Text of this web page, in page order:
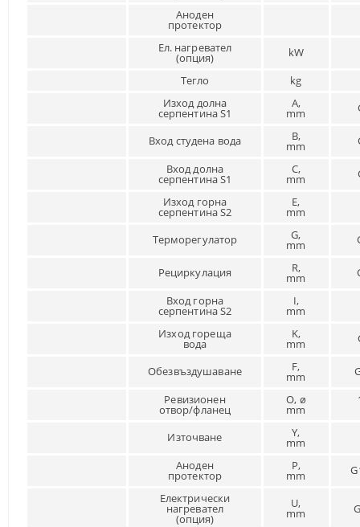
Аноден
протектор
Ел. нагревател
(опция)
kW
Тегло
kg
Изход долна
серпентина S1
A,
mm
Вход студена вода B,
mm
Вход долна
серпентина S1
C,
mm
Изход горна
серпентина S2
E,
mm
Терморегулатор
G,
mm
Рециркулация R,
mm
Вход горна
серпентина S2
I,
mm
Изход гореща
вода
K,
mm
Обезвъздушаване F,
mm
Ревизионен
отвор/фланец
O, ø
mm
Източване Y,
mm
Аноден
протектор
P,
mm
Електрически
нагревател
(опция)
U,
mm